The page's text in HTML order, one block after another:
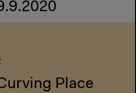
Place